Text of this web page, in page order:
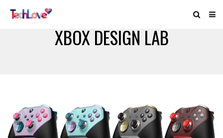
XBOX DESIGN LAB